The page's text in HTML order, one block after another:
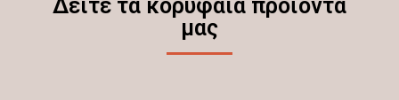
Δείτε τα κορυφαία προϊόντα
μας